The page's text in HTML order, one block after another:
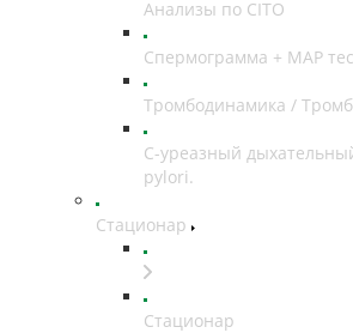
Анализы по CITO
Спермограмма + МАР
Тромбодинамика /
С-уреазный
pylori.
Стационар
Стационар